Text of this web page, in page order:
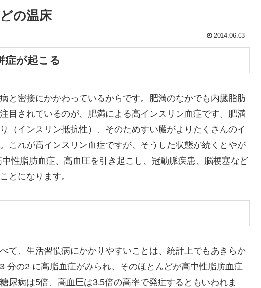
の温床
2014.06.03
症が起こる
と密接にかかわっているからです。肥満のなかでも内臓脂肪
目されているのが、肥満による高インスリン血症です。肥満
（インスリン抵抗性）、そのためすい臓がよりたくさんのイ
これが高インスリン血症ですが、そうした状態が続くとやが
性脂肪血症、高血圧を引き起こし、冠動脈疾患、脳梗塞など
とになります。
て、生活習慣病にかかりやすいことは、統計上でもあきらか
分の2 に高脂血症がみられ、そのほとんどが高中性脂肪血症
尿病は5倍、高血圧は3.5倍の高率で発症するともいわれま